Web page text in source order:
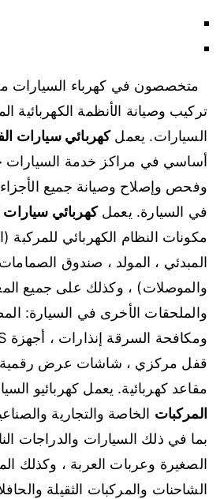
متخصصون في كهرباء
تركيب وصيانة الأنظمة الكهربائية
السيارات. يعملكهربائي سيارات
أساسي في مراكز خدمة السيارات
وفحص وإصلاح وصيانة جميع الأجزاء
في السيارة. يعملكهربائي سيارات
مكونات النظام الكهربائي للمركبة
المبدئي ، المولد ، صندوق
والموصلات) ، وكذلك على جميع
والملحقات الأخرى في السيارة:
قفل مركزي ، شاشات عرض رقمية ،
مقاعد كهربائية. يعمل كهربائيو
المركبات الخاصة والتجارية
بما في ذلك السيارات والدراجات
الصغيرة وعربات العربة ، وكذلك
الشاحنات والمركبات الثقيلة